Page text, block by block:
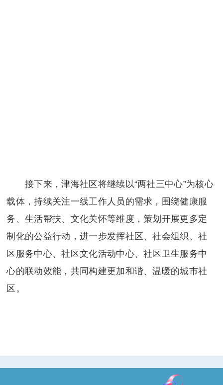
接下来，津海社区将继续以“两社三中心”为核心
载体，持续关注一线工作人员的需求，围绕健康服
务、生活帮扶、文化关怀等维度，策划开展更多定
制化的公益行动，进一步发挥社区、社会组织、社
区服务中心、社区文化活动中心、社区卫生服务中
心的联动效能，共同构建更加和谐、温暖的城市社
区。